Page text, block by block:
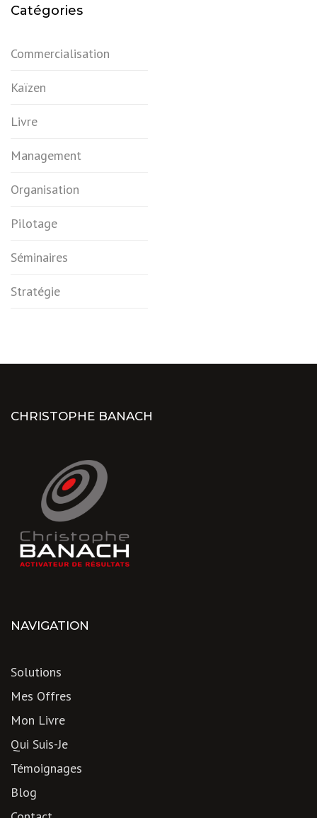
Catégories
Commercialisation
Kaïzen
Livre
Management
Organisation
Pilotage
Séminaires
Stratégie
CHRISTOPHE BANACH
NAVIGATION
Solutions
Mes Offres
Mon Livre
Qui Suis-Je
Témoignages
Blog